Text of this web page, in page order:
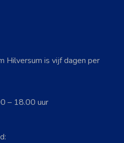
Hilversum is vijf dagen per
– 18.00 uur